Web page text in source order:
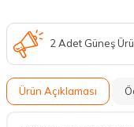
2 Adet Güneş
Ürün Açıklaması